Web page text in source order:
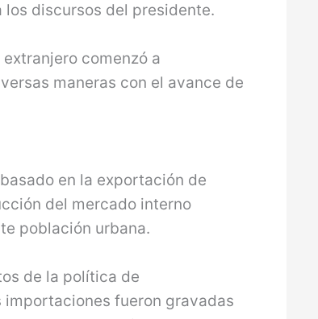
discursos del presidente.
comenzó a
maneras con el avance de
en la exportación de
del mercado interno
población urbana.
de la política de
fueron gravadas